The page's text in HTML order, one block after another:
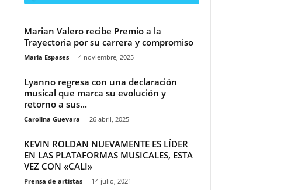
Marian Valero recibe Premio a la
Trayectoria por su carrera y compromiso
Maria Espases - 4 noviembre, 2025
Lyanno regresa con una declaración
musical que marca su evolución y
retorno a sus...
Carolina Guevara - 26 abril, 2025
KEVIN ROLDAN NUEVAMENTE ES LÍDER
EN LAS PLATAFORMAS MUSICALES, ESTA
VEZ CON «CALI»
Prensa de artistas - 14 julio, 2021